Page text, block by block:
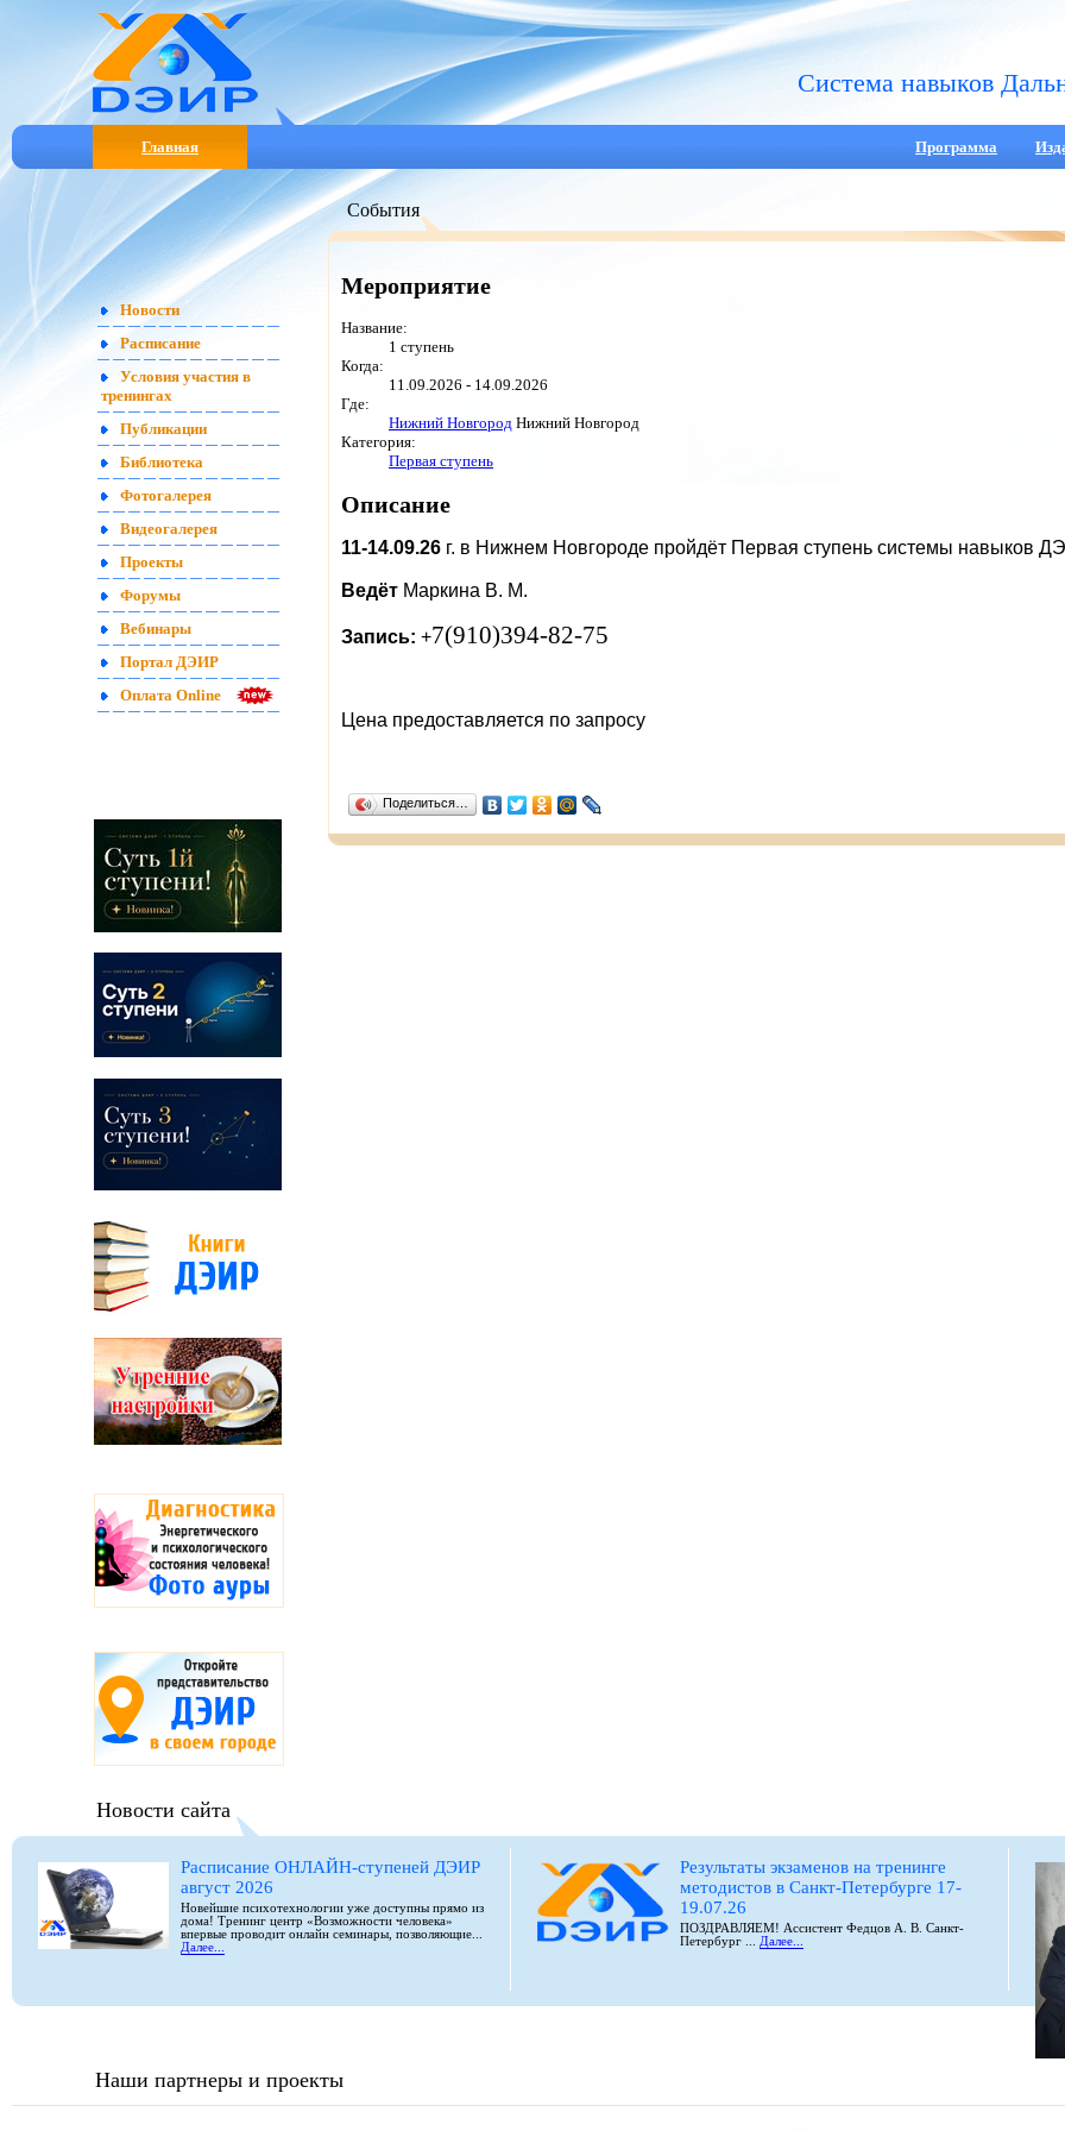
Система навыков
Главная Программа
Новости
Расписание
Условия участия в
тренингах
Публикации
Библиотека
Фотогалерея
Видеогалерея
Проекты
Форумы
Вебинары
Портал ДЭИР
Оплата Online
События
Мероприятие
Название:
1 ступень
Когда:
11.09.2026 - 14.09.2026
Где:
Нижний Новгород Нижний Новгород
Категория:
Первая ступень
Описание
11-14.09.26 г. в Нижнем Новгороде пройдёт Первая ступень системы навыков
Ведёт Маркина В. М.
Запись: +7(910)394-82-75
Цена предоставляется по запросу
Поделиться…
Новости сайта
Расписание ОНЛАЙН-ступеней ДЭИР
август 2026
Новейшие психотехнологии уже доступны прямо из
дома! Тренинг центр «Возможности человека»
впервые проводит онлайн семинары, позволяющие...
Далее...
Результаты экзаменов на тренинге
методистов в Санкт-Петербурге 17-
19.07.26
ПОЗДРАВЛЯЕМ! Ассистент Федцов А. В. Санкт-
Петербург ...
Далее...
Наши партнеры и проекты